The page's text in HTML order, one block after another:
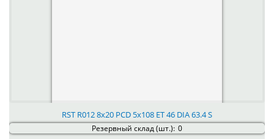
RST R012 8x20 PCD 5x108 ET 46 DIA 63.4 S
Резервный склад (шт.): 0